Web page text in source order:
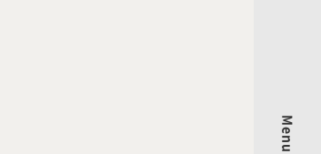
Menu